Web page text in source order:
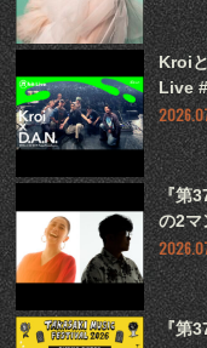
Kroi
Live
『第
の2マ
『第